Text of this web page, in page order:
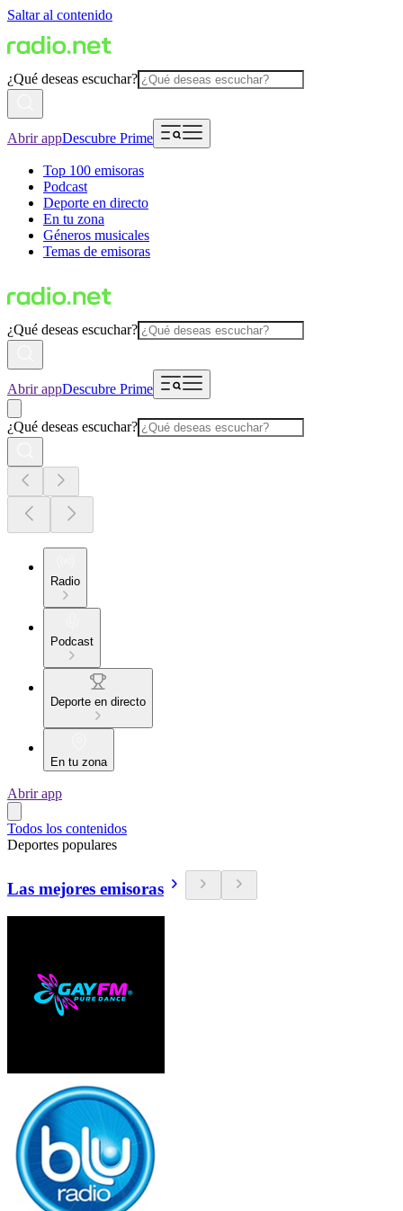
Saltar al contenido
¿Qué deseas escuchar?
Abrir appDescubre Prime
Top 100 emisoras
Podcast
Deporte en directo
En tu zona
Géneros musicales
Temas de emisoras
¿Qué deseas escuchar?
Abrir appDescubre Prime
¿Qué deseas escuchar?
Radio
Podcast
Deporte en directo
En tu zona
Abrir app
Todos los contenidos
Deportes populares
Las mejores emisoras